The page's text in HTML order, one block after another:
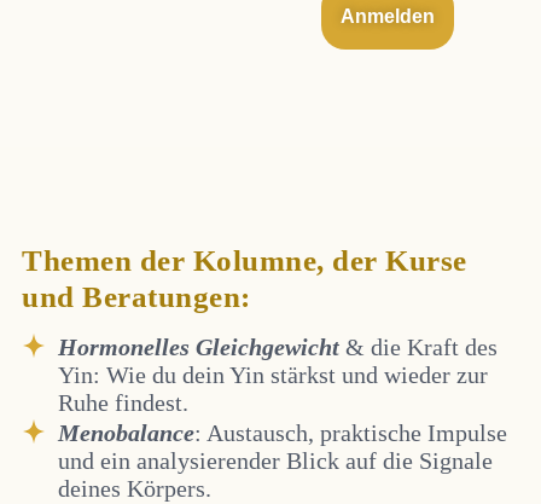
Anmelden
Themen der Kolumne, der Kurse
und Beratungen:
Hormonelles Gleichgewicht & die Kraft des
Yin: Wie du dein Yin stärkst und wieder zur
Ruhe findest.
Menobalance: Austausch, praktische Impulse
und ein analysierender Blick auf die Signale
deines Körpers.